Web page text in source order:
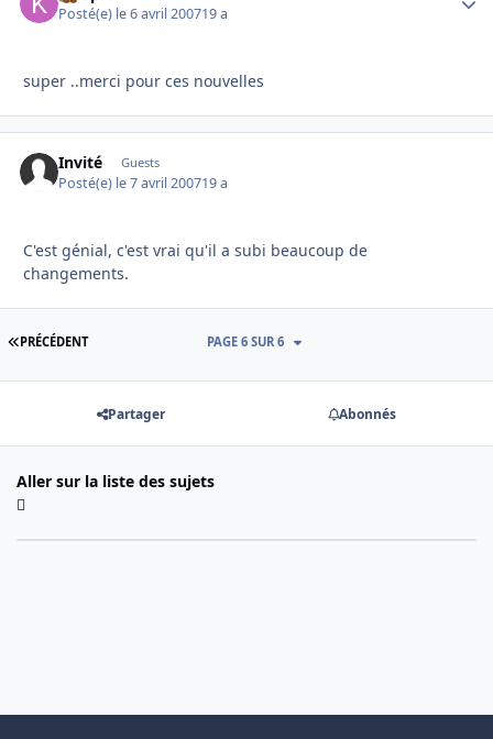
Posté(e) le 6 avril 200719 a
super ..merci pour ces nouvelles
Invité Guests
Posté(e) le 7 avril 200719 a
C'est génial, c'est vrai qu'il a subi beaucoup de
changements.
PREMIÈRE PAGE
PRÉCÉDENT PAGE 6 SUR 6
Partager Abonnés
Aller sur la liste des sujets